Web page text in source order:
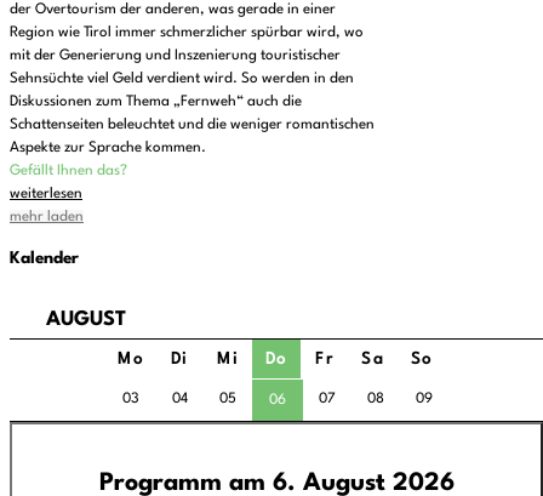
der Overtourism der anderen, was gerade in einer
Region wie Tirol immer schmerzlicher spürbar wird, wo
mit der Generierung und Inszenierung touristischer
Sehnsüchte viel Geld verdient wird. So werden in den
Diskussionen zum Thema „Fernweh“ auch die
Schattenseiten beleuchtet und die weniger romantischen
Aspekte zur Sprache kommen.
Gefällt Ihnen das?
weiterlesen
mehr laden
Kalender
AUGUST
Mo Di Mi Do Fr Sa So
03 04 05 06 07 08 09
Programm am 6. August 2026